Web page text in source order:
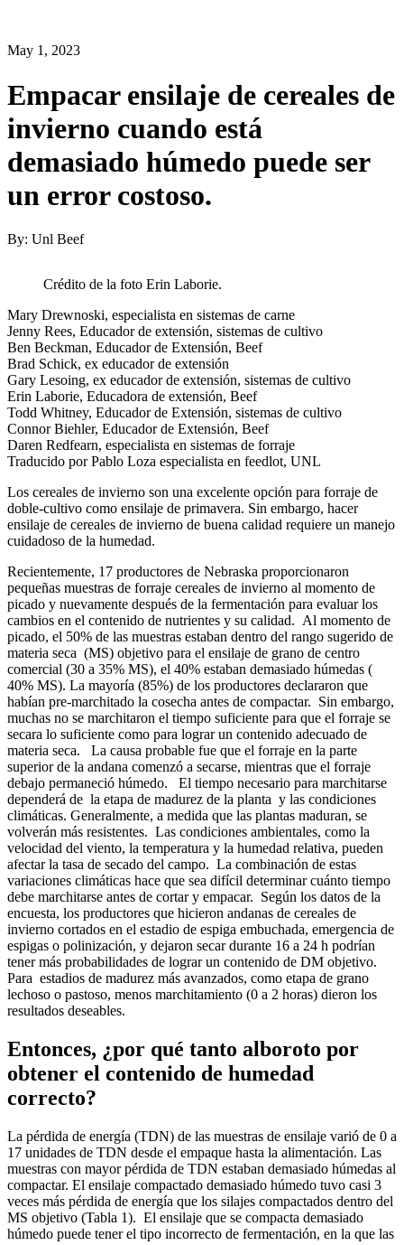
May 1, 2023
Empacar ensilaje de cereales de
invierno cuando está
demasiado húmedo puede ser
un error costoso.
By: Unl Beef
Crédito de la foto Erin Laborie.
Mary Drewnoski, especialista en sistemas de carne
Jenny Rees, Educador de extensión, sistemas de cultivo
Ben Beckman, Educador de Extensión, Beef
Brad Schick, ex educador de extensión
Gary Lesoing, ex educador de extensión, sistemas de cultivo
Erin Laborie, Educadora de extensión, Beef
Todd Whitney, Educador de Extensión, sistemas de cultivo
Connor Biehler, Educador de Extensión, Beef
Daren Redfearn, especialista en sistemas de forraje
Traducido por Pablo Loza especialista en feedlot, UNL
Los cereales de invierno son una excelente opción para forraje de
doble-cultivo como ensilaje de primavera. Sin embargo, hacer
ensilaje de cereales de invierno de buena calidad requiere un manejo
cuidadoso de la humedad.
Recientemente, 17 productores de Nebraska proporcionaron
pequeñas muestras de forraje cereales de invierno al momento de
picado y nuevamente después de la fermentación para evaluar los
cambios en el contenido de nutrientes y su calidad. Al momento de
picado, el 50% de las muestras estaban dentro del rango sugerido de
materia seca (MS) objetivo para el ensilaje de grano de centro
comercial (30 a 35% MS), el 40% estaban demasiado húmedas (
40% MS). La mayoría (85%) de los productores declararon que
habían pre-marchitado la cosecha antes de compactar. Sin embargo,
muchas no se marchitaron el tiempo suficiente para que el forraje se
secara lo suficiente como para lograr un contenido adecuado de
materia seca. La causa probable fue que el forraje en la parte
superior de la andana comenzó a secarse, mientras que el forraje
debajo permaneció húmedo. El tiempo necesario para marchitarse
dependerá de la etapa de madurez de la planta y las condiciones
climáticas. Generalmente, a medida que las plantas maduran, se
volverán más resistentes. Las condiciones ambientales, como la
velocidad del viento, la temperatura y la humedad relativa, pueden
afectar la tasa de secado del campo. La combinación de estas
variaciones climáticas hace que sea difícil determinar cuánto tiempo
debe marchitarse antes de cortar y empacar. Según los datos de la
encuesta, los productores que hicieron andanas de cereales de
invierno cortados en el estadio de espiga embuchada, emergencia de
espigas o polinización, y dejaron secar durante 16 a 24 h podrían
tener más probabilidades de lograr un contenido de DM objetivo.
Para estadios de madurez más avanzados, como etapa de grano
lechoso o pastoso, menos marchitamiento (0 a 2 horas) dieron los
resultados deseables.
Entonces, ¿por qué tanto alboroto por
obtener el contenido de humedad
correcto?
La pérdida de energía (TDN) de las muestras de ensilaje varió de 0 a
17 unidades de TDN desde el empaque hasta la alimentación. Las
muestras con mayor pérdida de TDN estaban demasiado húmedas al
compactar. El ensilaje compactado demasiado húmedo tuvo casi 3
veces más pérdida de energía que los silajes compactados dentro del
MS objetivo (Tabla 1). El ensilaje que se compacta demasiado
húmedo puede tener el tipo incorrecto de fermentación, en la que las